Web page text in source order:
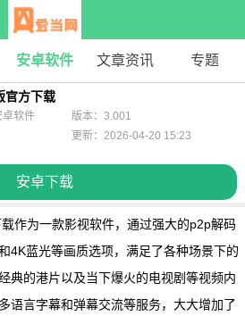
安卓软件 文章资讯 专题
官方下载
安卓下载
卓软件
版本：3.001
更新：2026-04-20 15:23
作为一款影视软件，通过强大的p2p解码
4K蓝光等画质选项，满足了各种场景下的
典的港片以及当下爆火的电视剧等视频内
语言字幕和弹幕交流等服务，大大增加了